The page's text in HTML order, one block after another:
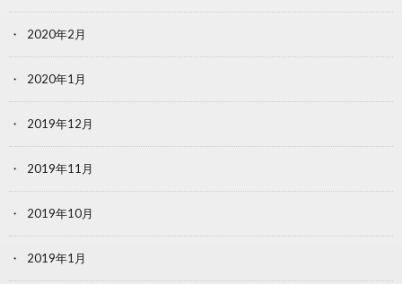
2020年2月
2020年1月
2019年12月
2019年11月
2019年10月
2019年1月